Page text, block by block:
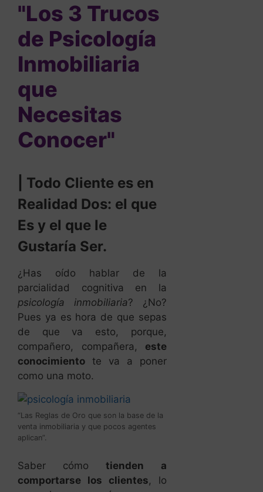
"Los 3 Trucos
de Psicología
Inmobiliaria
que
Necesitas
Conocer"
| Todo Cliente es en
Realidad Dos: el que
Es y el que le
Gustaría Ser.
¿Has oído hablar de la
parcialidad cognitiva en la
psicología inmobiliaria? ¿No?
Pues ya es hora de que sepas
de que va esto, porque,
compañero, compañera, este
conocimiento te va a poner
como una moto.
“Las Reglas de Oro que son la base de la
venta inmobiliaria y que pocos agentes
aplican”.
Saber cómotienden a
comportarse los clientes, lo